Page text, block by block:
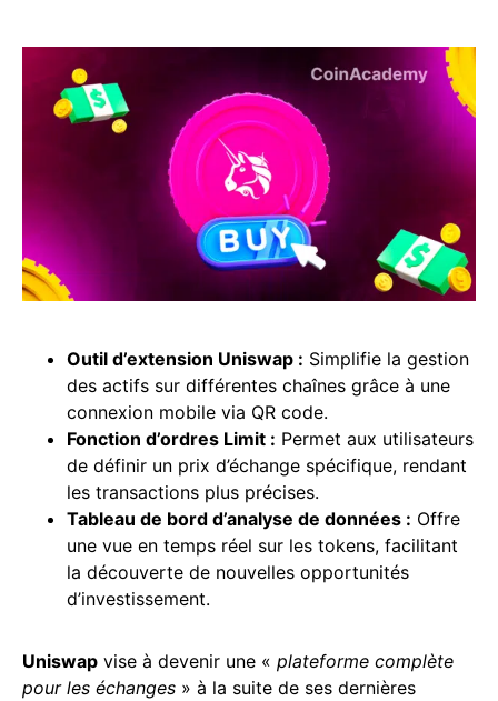
Outil d’extension Uniswap : Simplifie la gestion
des actifs sur différentes chaînes grâce à une
connexion mobile via QR code.
Fonction d’ordres Limit : Permet aux utilisateurs
de définir un prix d’échange spécifique, rendant
les transactions plus précises.
Tableau de bord d’analyse de données : Offre
une vue en temps réel sur les tokens, facilitant
la découverte de nouvelles opportunités
d’investissement.
Uniswap vise à devenir une « plateforme complète
pour les échanges » à la suite de ses dernières